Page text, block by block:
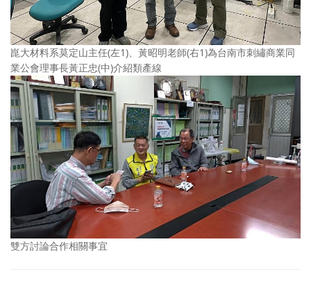
崑大材料系莫定山主任(左1)、黃昭明老師(右1)為台南市刺繡商業同
業公會理事長黃正忠(中)介紹類產線
雙方討論合作相關事宜